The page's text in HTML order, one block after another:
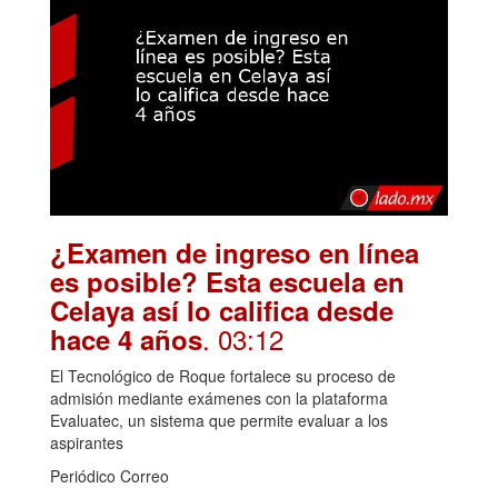
¿Examen de ingreso en línea
es posible? Esta escuela en
Celaya así lo califica desde
hace 4 años. 03:12
El Tecnológico de Roque fortalece su proceso de
admisión mediante exámenes con la plataforma
Evaluatec, un sistema que permite evaluar a los
aspirantes
Periódico Correo